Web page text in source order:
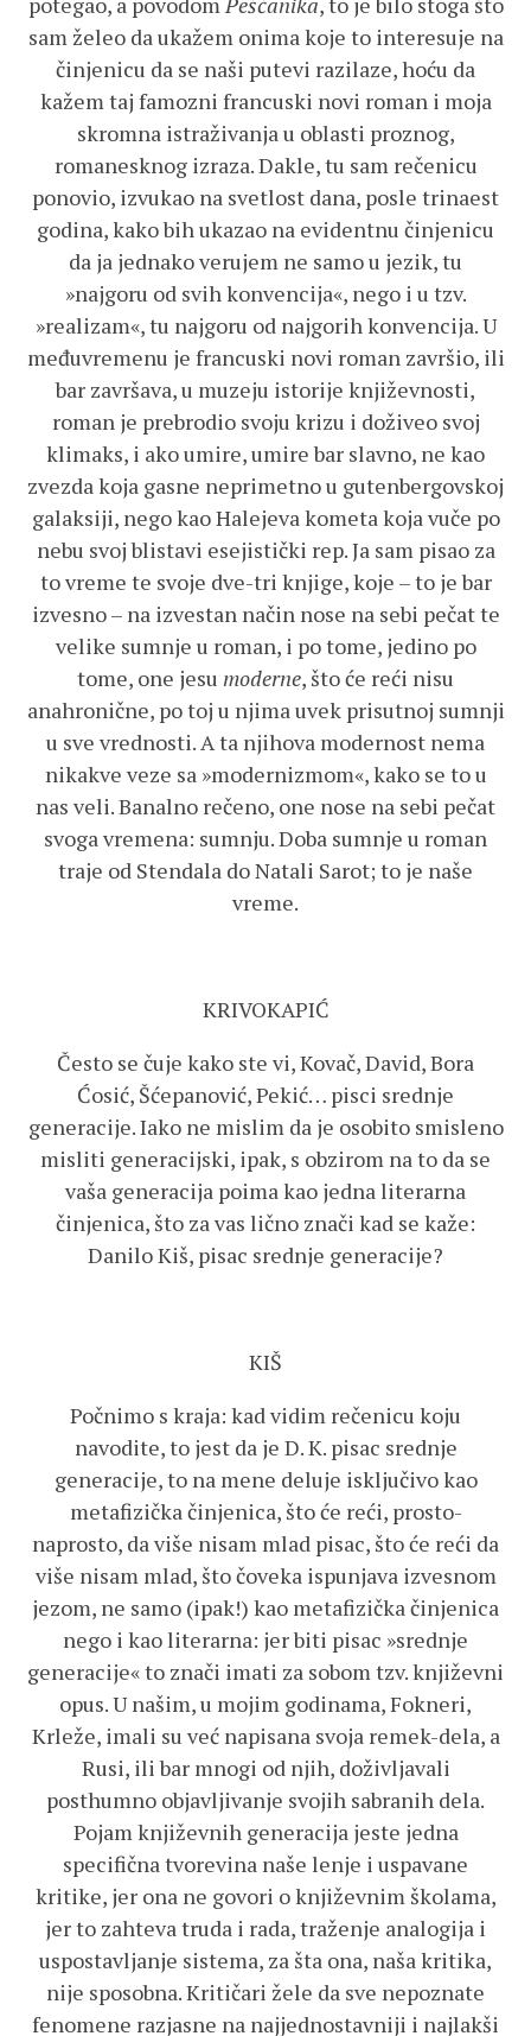
sam želeo da ukažem onima koje to interesuje na
činjenicu da se naši putevi razilaze, hoću da
kažem taj famozni francuski novi roman i moja
skromna istraživanja u oblasti proznog,
romanesknog izraza. Dakle, tu sam rečenicu
ponovio, izvukao na svetlost dana, posle trinaest
godina, kako bih ukazao na evidentnu činjenicu
da ja jednako verujem ne samo u jezik, tu
»najgoru od svih konvencija«, nego i u tzv.
»realizam«, tu najgoru od najgorih konvencija. U
međuvremenu je francuski novi roman završio, ili
bar završava, u muzeju istorije književnosti,
roman je prebrodio svoju krizu i doživeo svoj
klimaks, i ako umire, umire bar slavno, ne kao
zvezda koja gasne neprimetno u gutenbergovskoj
galaksiji, nego kao Halejeva kometa koja vuče po
nebu svoj blistavi esejistički rep. Ja sam pisao za
to vreme te svoje dve-tri knjige, koje – to je bar
izvesno – na izvestan način nose na sebi pečat te
velike sumnje u roman, i po tome, jedino po
tome, one jesu moderne, što će reći nisu
anahronične, po toj u njima uvek prisutnoj sumnji
u sve vrednosti. A ta njihova modernost nema
nikakve veze sa »modernizmom«, kako se to u
nas veli. Banalno rečeno, one nose na sebi pečat
svoga vremena: sumnju. Doba sumnje u roman
traje od Stendala do Natali Sarot; to je naše
vreme.
KRIVOKAPIĆ
Često se čuje kako ste vi, Kovač, David, Bora
Ćosić, Šćepanović, Pekić… pisci srednje
generacije. Iako ne mislim da je osobito smisleno
misliti generacijski, ipak, s obzirom na to da se
vaša generacija poima kao jedna literarna
činjenica, što za vas lično znači kad se kaže:
Danilo Kiš, pisac srednje generacije?
KIŠ
Počnimo s kraja: kad vidim rečenicu koju
navodite, to jest da je D. K. pisac srednje
generacije, to na mene deluje isključivo kao
metafizička činjenica, što će reći, prosto-
naprosto, da više nisam mlad pisac, što će reći da
više nisam mlad, što čoveka ispunjava izvesnom
jezom, ne samo (ipak!) kao metafizička činjenica
nego i kao literarna: jer biti pisac »srednje
generacije« to znači imati za sobom tzv. književni
opus. U našim, u mojim godinama, Fokneri,
Krleže, imali su već napisana svoja remek-dela, a
Rusi, ili bar mnogi od njih, doživljavali
posthumno objavljivanje svojih sabranih dela.
Pojam književnih generacija jeste jedna
specifična tvorevina naše lenje i uspavane
kritike, jer ona ne govori o književnim školama,
jer to zahteva truda i rada, traženje analogija i
uspostavljanje sistema, za šta ona, naša kritika,
nije sposobna. Kritičari žele da sve nepoznate
fenomene razjasne na najjednostavniji i najlakši